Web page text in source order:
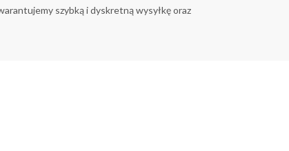
szybką i dyskretną wysyłkę oraz